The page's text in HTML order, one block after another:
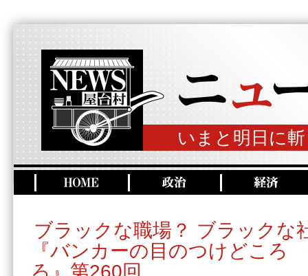
いまと明日に
ブラックな職場？ ブラックな
『バンカーの目のつけどころ
ろ』第260回